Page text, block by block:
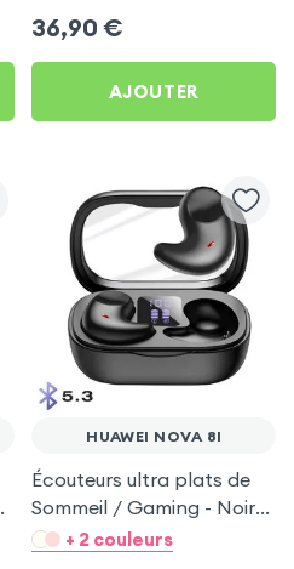
36,90 €
AJOUTER
HUAWEI NOVA 8I
Écouteurs ultra plats de
Sommeil / Gaming - Noir
pour Huawei Nova 8i
+ 2 couleurs